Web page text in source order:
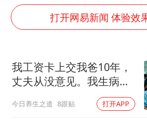
胡彦斌获《歌
38岁演员求职
夯实基础开新局
打开网易新闻 体验效
我工资卡上交我爸10年，
丈夫从没意见。我生病住
今日养生之道 8跟贴 打开APP